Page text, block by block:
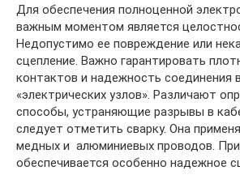
Для обеспечения полноценной
важным моментом является
Недопустимо ее повреждение или
сцепление. Важно гарантировать
контактов и надежность соединения
«электрических узлов». Различают
способы, устраняющие разрывы в
следует отметить сварку. Она
медных и алюминиевых проводов.
обеспечивается особенно надежное